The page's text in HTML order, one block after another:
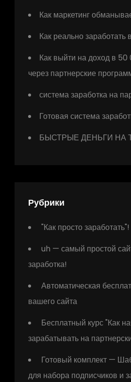
Как маркетинг
Как реально заработать
Как выйти на доход в 50
через партнерские
система заработка на
Готовая система
БЫСТРЫЕ ДЕНЬГИ НА
Рубрики
"Как просто заработать"!
uh — самый простой
заработка!
Автоматическая
вашего сайта
Бесплатный курс "Как
зарабатывать на
Готовый комплект —
для набора подписчиков и